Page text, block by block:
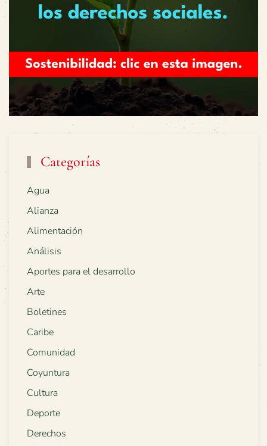
Categorías
Agua
Alianza
Alimentación
Análisis
Aportes para el desarrollo
Arte
Boletines
Caribe
Comunidad
Coyuntura
Cultura
Deporte
Derechos